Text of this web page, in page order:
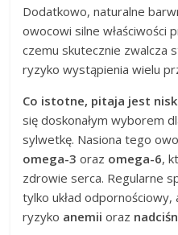
Dodatkowo, naturalne
owocowi silne właściwości
czemu skutecznie zwalcza
ryzyko wystąpienia wielu
Co istotne, pitaja jest
się doskonałym wyborem
sylwetkę. Nasiona tego
omega-3 oraz omega-6,
zdrowie serca. Regularne
tylko układ
ryzyko anemii oraz